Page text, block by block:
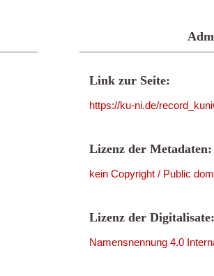
Link zur Seite:
https://ku-ni.de/
Lizenz der Metadaten:
kein Copyright / Public
Lizenz der Digitalisate:
Namensnennung 4.0